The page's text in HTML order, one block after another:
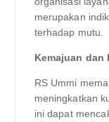
merupakan
terhadap mutu.
Kemajuan
RS Ummi
meningkatkan
ini dapat